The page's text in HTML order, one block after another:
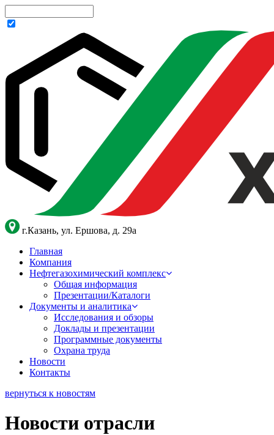
г.Казань, ул. Ершова, д. 29а
Главная
Компания
Нефтегазохимический комплекс
Общая информация
Презентации/Каталоги
Документы и аналитика
Исследования и обзоры
Доклады и презентации
Программные документы
Охрана труда
Новости
Контакты
вернуться к новостям
Новости отрасли